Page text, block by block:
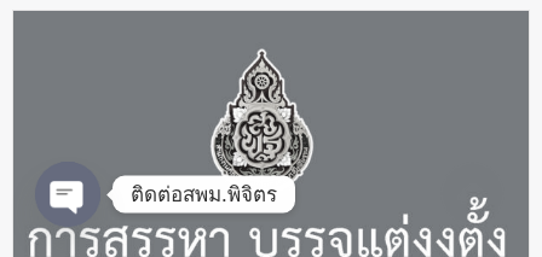
ติดต่อสพม.พิจิตร
Open chaty